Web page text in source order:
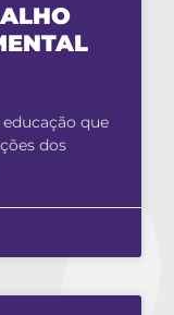
que
dos